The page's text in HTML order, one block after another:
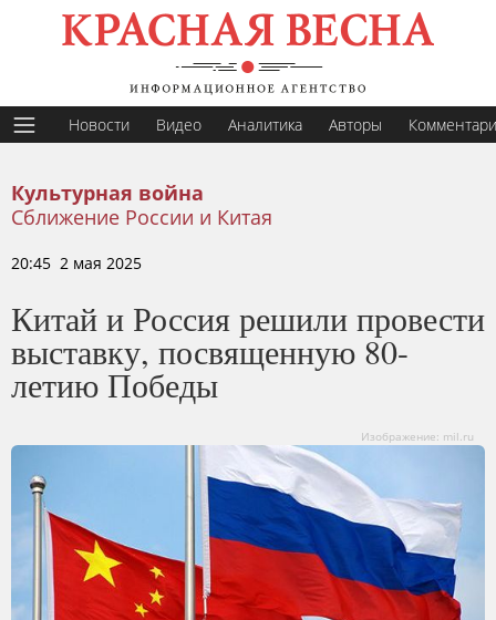
Новости Видео Аналитика Авторы
Культурная война
Сближение России и Китая
20:45 2 мая 2025
Китай и Россия решили провести
выставку, посвященную 80-
летию Победы
Изображение: mil.ru